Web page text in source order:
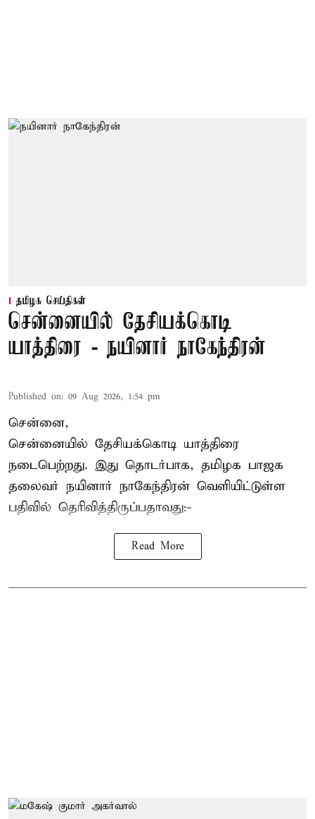
தமிழக செய்திகள்
சென்னையில் தேசியக்கொடி
யாத்திரை - நயினார் நாகேந்திரன்
Published on: 09 Aug 2026, 1:54 pm
சென்னை,
சென்னையில் தேசியக்கொடி யாத்திரை
நடைபெற்றது. இது தொடர்பாக, தமிழக பாஜக
தலைவர் நயினார் நாகேந்திரன் வெளியிட்டுள்ள
பதிவில் தெரிவித்திருப்பதாவது:-
Read More